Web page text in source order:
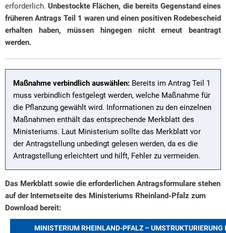
erforderlich.Unbestockte Flächen, die bereits Gegenstand eines
früheren Antrags Teil 1 waren und einen positiven Rodebescheid
erhalten haben, müssen hingegen nicht erneut beantragt
werden.
Maßnahme verbindlich auswählen: Bereits im Antrag Teil 1
muss verbindlich festgelegt werden, welche Maßnahme für
die Pflanzung gewählt wird. Informationen zu den einzelnen
Maßnahmen enthält das entsprechende Merkblatt des
Ministeriums. Laut Ministerium sollte das Merkblatt vor
der Antragstellung unbedingt gelesen werden, da es die
Antragstellung erleichtert und hilft, Fehler zu vermeiden.
Das Merkblatt sowie die erforderlichen Antragsformulare stehen
auf der Internetseite des Ministeriums Rheinland-Pfalz zum
Download bereit:
MINISTERIUM RHEINLAND-PFALZ – UMSTRUKTURIERUNG